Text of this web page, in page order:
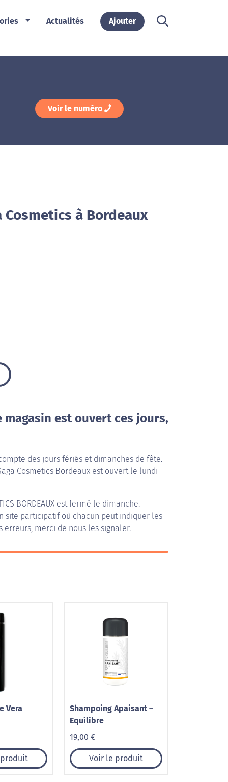
Actualités Ajouter
Voir le numéro
Cosmetics à Bordeaux
est ouvert ces jours,
des jours fériés et dimanches de fête.
Cosmetics Bordeaux est ouvert le lundi
BORDEAUX est fermé le dimanche.
site participatif où chacun peut indiquer les
erreurs, merci de nous les signaler.
Vera
Shampoing Apaisant –
Equilibre
19,00 €
Voir le produit